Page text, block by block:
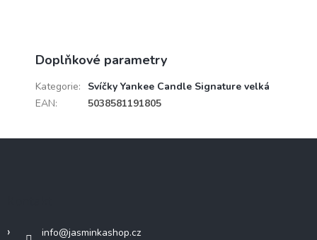
Doplňkové parametry
Kategorie:
Svíčky Yankee Candle Signature velká
EAN: 5038581191805
info@jasminkashop.cz